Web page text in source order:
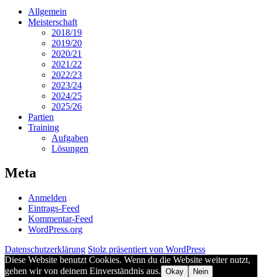
Allgemein
Meisterschaft
2018/19
2019/20
2020/21
2021/22
2022/23
2023/24
2024/25
2025/26
Partien
Training
Aufgaben
Lösungen
Meta
Anmelden
Eintrags-Feed
Kommentar-Feed
WordPress.org
Datenschutzerklärung Stolz präsentiert von WordPress
Diese Website benutzt Cookies. Wenn du die Website weiter nutzt,
gehen wir von deinem Einverständnis aus. Okay Nein